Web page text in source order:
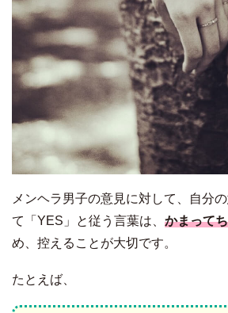
メンヘラ男子の意見に対して、自分
て「YES」と従う言葉は、 かまって
め、控えることが大切です。
たとえば、